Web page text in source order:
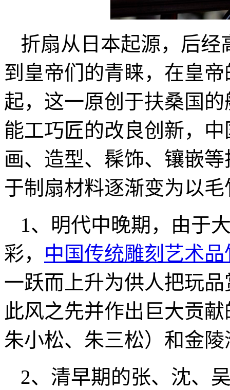
折扇从日本起源，后经
到皇帝们的青睐，在皇
起，这一原创于扶桑国
能工巧匠的改良创新，
画、造型、髹饰、镶嵌
于制扇材料逐渐变为以
1、明代中晚期，由于
彩， 中国传统雕刻艺术
一跃而上升为供人把玩
此风之先并作出巨大贡
朱小松、朱三松）和金
2、清早期的张、沈、